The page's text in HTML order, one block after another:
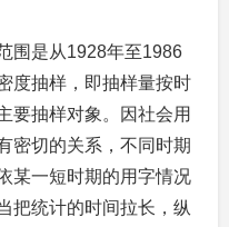
围是从1928年至1986
度抽样，即抽样量按时
要抽样对象。因社会用
密切的关系，不同时期
某一短时期的用字情况
把统计的时间拉长，纵